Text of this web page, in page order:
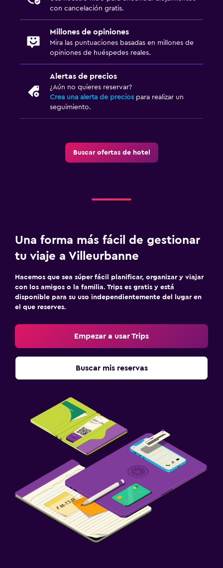
con cancelación gratis.
Millones de opiniones
Mira las puntuaciones basadas en millones de
opiniones de huéspedes reales.
Alertas de precios
¿Aún no quieres reservar?
Crea una alerta de precios para realizar un
seguimiento.
Buscar ofertas de hotel
Una forma más fácil de gestionar
tu viaje a Villeurbanne
Hacemos que sea súper fácil planificar, organizar y viajar
con los amigos o la familia. Trips es gratis y está
disponible para su uso independientemente del lugar en
el que reserves.
Empezar a usar Trips
Buscar mis reservas